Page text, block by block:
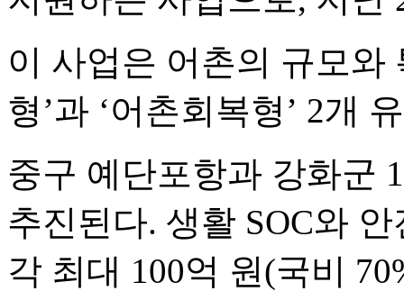
이 사업은 어촌의 규모와
형’과 ‘어촌회복형’ 2개
중구 예단포항과 강화군
추진된다. 생활 SOC와
각 최대 100억 원(국비